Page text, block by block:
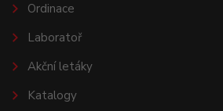
Ordinace
Laboratoř
Akční letáky
Katalogy